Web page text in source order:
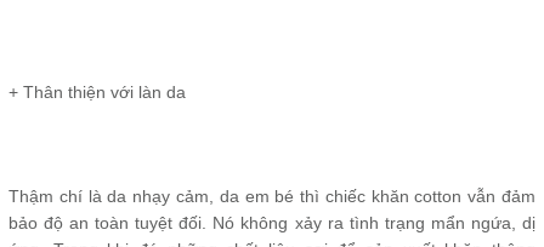
+ Thân thiện với làn da
Thậm chí là da nhạy cảm, da em bé thì chiếc khăn cotton vẫn đảm
bảo độ an toàn tuyệt đối. Nó không xảy ra tình trạng mẩn ngứa, dị